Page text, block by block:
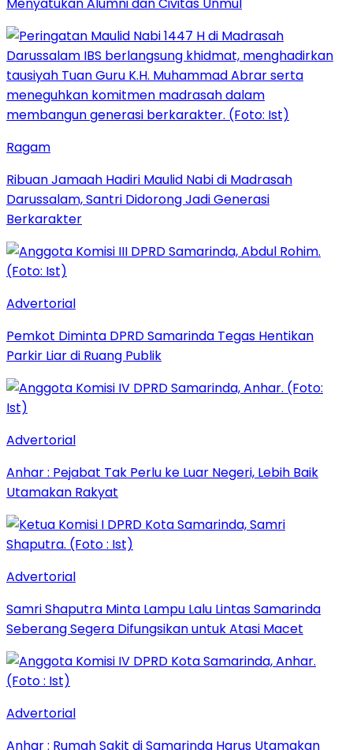
Ragam
Ribuan Jamaah Hadiri Maulid Nabi di Madrasah
Darussalam, Santri Didorong Jadi Generasi
Berkarakter
Advertorial
Pemkot Diminta DPRD Samarinda Tegas Hentikan
Parkir Liar di Ruang Publik
Advertorial
Anhar : Pejabat Tak Perlu ke Luar Negeri, Lebih Baik
Utamakan Rakyat
Advertorial
Samri Shaputra Minta Lampu Lalu Lintas Samarinda
Seberang Segera Difungsikan untuk Atasi Macet
Advertorial
Anhar : Rumah Sakit di Samarinda Harus Utamakan